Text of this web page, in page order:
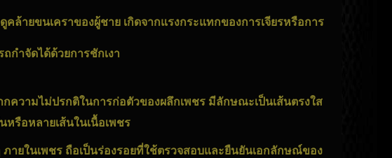
ล้ายขนเคราของผู้ชาย เกิดจากแรงกระแทกของการเจียรหรือการ
ถกำจัดได้ด้วยการชักเงา
ากความไม่ปรกติในการก่อตัวของผลึกเพชรมีลักษณะเป็นเส้นตรงใส
หรือหลายเส้นในเนื้อเพชร
ภายในเพชรถือเป็นร่องรอยที่ใช้ตรวจสอบและยืนยันเอกลักษณ์ของ